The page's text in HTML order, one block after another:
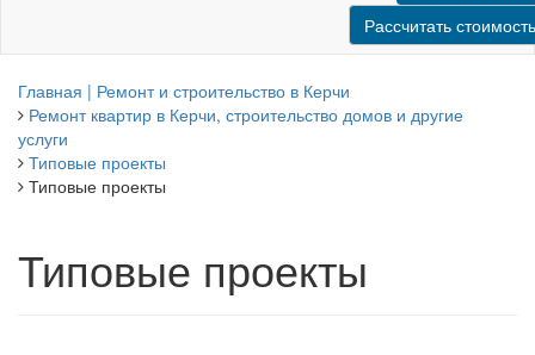
Рассчитать стоимость
Главная | Ремонт и строительство в Керчи
Ремонт квартир в Керчи, строительство домов и другие
услуги
Типовые проекты
Типовые проекты
Типовые проекты